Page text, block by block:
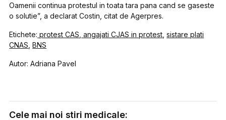
Oamenii continua protestul in toata tara pana cand se gaseste
o solutie”, a declarat Costin, citat de Agerpres.
Etichete: protest CAS, angajati CJAS in protest ,sistare plati
CNAS ,BNS
Autor: Adriana Pavel
Cele mai noi stiri medicale: